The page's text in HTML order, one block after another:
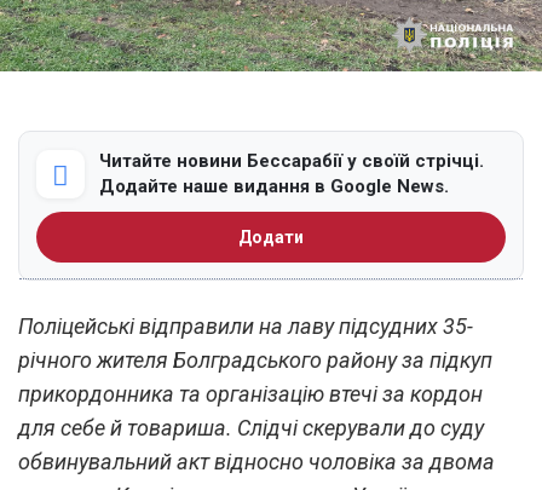
Читайте новини Бессарабії у своїй стрічці.
Додайте наше видання в Google News.
Додати
Поліцейські відправили на лаву підсудних 35-
річного жителя Болградського району за підкуп
прикордонника та організацію втечі за кордон
для себе й товариша. Слідчі скерували до суду
обвинувальний акт відносно чоловіка за двома